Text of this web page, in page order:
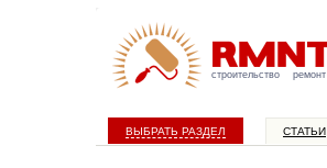
строительство ремонт
ВЫБРАТЬ РАЗДЕЛ СТАТЬИ